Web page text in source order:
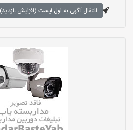
انتقال آگهی به اول لیست (افزایش بازدید)